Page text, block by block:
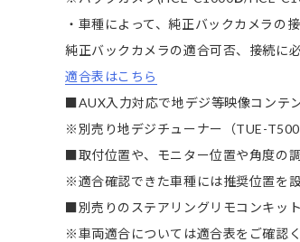
・車種によって、純正バックカメラの
純正バックカメラの適合可否、接続に
適合表はこちら
■AUX入力対応で地デジ等映像コンテ
※別売り地デジチューナー（TUE-
■取付位置や、モニター位置や角度の
※適合確認できた車種には推奨位置を
■別売りのステアリングリモコンキッ
※車両適合については適合表をご確認